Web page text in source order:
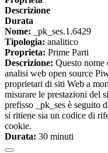
Descrizione
Durata
Nome: _pk_ses.1.6429
Tipologia: analitico
Proprieta: Prime Parti
Descrizione: Questo nome
analisi web open source
proprietari di siti Web a
misurare le prestazioni del
prefisso _pk_ses è seguito
si ritiene sia un codice di
cookie.
Durata: 30 minuti